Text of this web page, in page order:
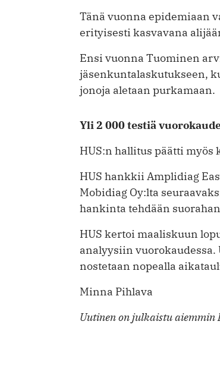
Tänä vuonna epidemiaan
erityisesti kasvavana
Ensi vuonna Tuominen
jäsenkuntalaskutukseen,
jonoja aletaan purkamaan.
Yli 2 000 testiä
HUS:n hallitus päätti
HUS hankkii Amplidiag
Mobidiag Oy:lta
hankinta tehdään
HUS kertoi maaliskuun
analyysiin vuorokaudessa.
nostetaan nopealla
Minna Pihlava
Uutinen on julkaistu